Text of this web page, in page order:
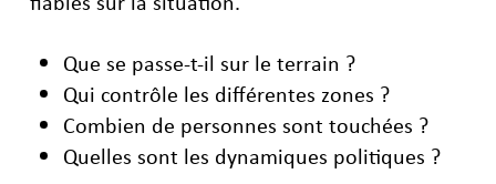
Que se passe-t-il sur le terrain ?
Qui contrôle les différentes zones ?
Combien de personnes sont touchées ?
Quelles sont les dynamiques politiques ?